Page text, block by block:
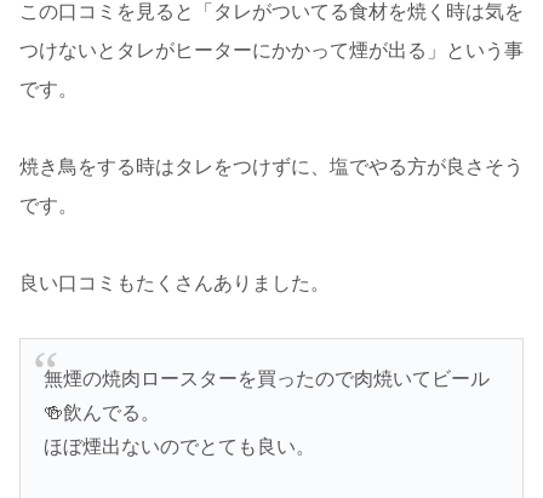
この口コミを見ると「タレがついてる食材を焼く時は気を
つけないとタレがヒーターにかかって煙が出る」という事
です。
焼き鳥をする時はタレをつけずに、塩でやる方が良さそう
です。
良い口コミもたくさんありました。
無煙の焼肉ロースターを買ったので肉焼いてビール
🍻飲んでる。
ほぼ煙出ないのでとても良い。